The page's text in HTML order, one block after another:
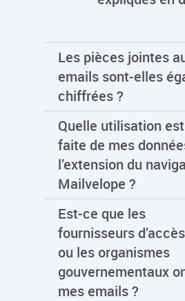
Les pièces jointes
emails sont-elles
chiffrées ?
Quelle utilisation est
faite de mes
l’extension du
Mailvelope ?
Est-ce que les
fournisseurs
ou les organismes
gouvernementaux
mes emails ?